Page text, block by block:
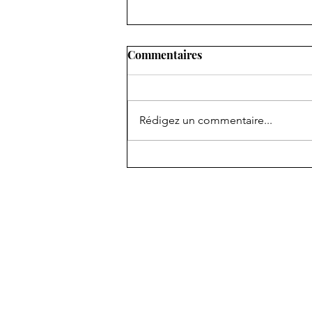
Quand la démocratie ne
Commentaires
Rédigez un commentaire...